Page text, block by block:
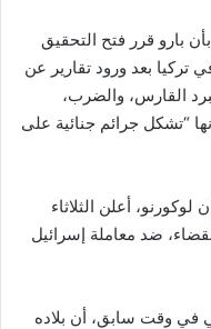
بارو قرر فتح التحقيق
تركيا بعد ورود تقارير عن
القارس، والضرب،
“تشكل جرائم جنائية على
أعلن الثلاثاء
ضد معاملة إسرائيل
في وقت سابق، أن بلاده